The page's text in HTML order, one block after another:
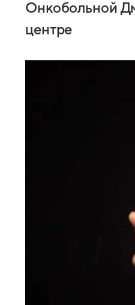
Онкобольной
центре